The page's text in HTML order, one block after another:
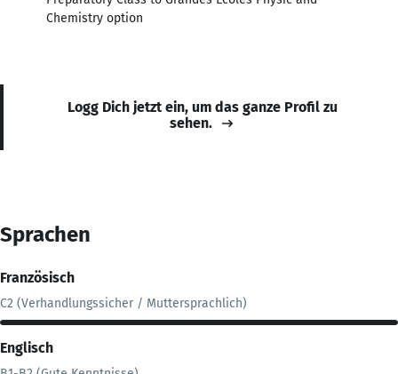
Chemistry option
Logg Dich jetzt ein, um das ganze Profil zu
sehen.
Sprachen
Französisch
C2 (Verhandlungssicher / Muttersprachlich)
Englisch